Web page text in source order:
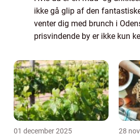
ikke gå glip af den
venter dig med brunch i
prisvindende by er ikke kun
varierede og udsøgte
01 december 2025 28